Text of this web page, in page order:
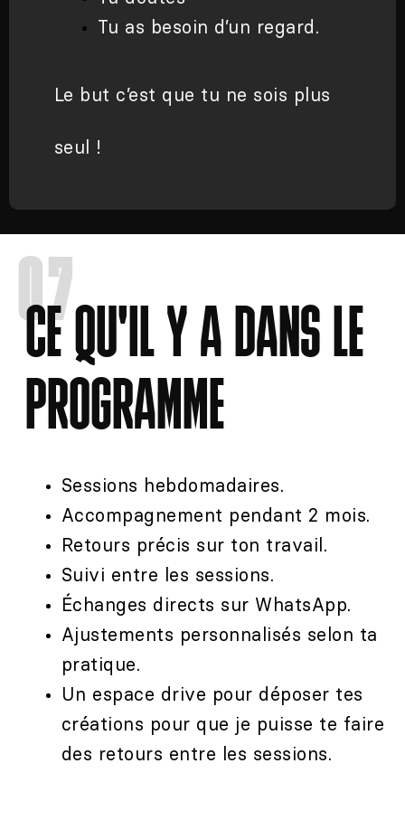
Tu as besoin d’un regard.
Le but c’est que tu ne sois plus
seul !
07
CE QU'IL Y A DANS LE
PROGRAMME
Sessions hebdomadaires.
Accompagnement pendant 2 mois.
Retours précis sur ton travail.
Suivi entre les sessions.
Échanges directs sur WhatsApp.
Ajustements personnalisés selon ta
pratique.
Un espace drive pour déposer tes
créations pour que je puisse te faire
des retours entre les sessions.